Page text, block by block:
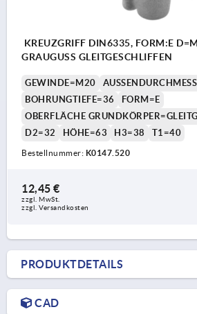
KREUZGRIFF DIN6335, FORM:E
GRAUGUSS GLEITGESCHLIFFEN
GEWINDE=M20
BOHRUNGTIEFE=36
FORM=E
OBERFLÄCHE
D2=32
HÖHE=63 H3=38 T1=40
Bestellnummer: K0147.520
12,45 €
zzgl. MwSt.
zzgl. Versandkosten
PRODUKTDETAILS
CAD